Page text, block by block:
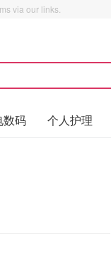
via our links.
数码 个人护理